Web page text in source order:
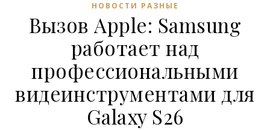
НОВОСТИ РАЗНЫЕ
Вызов Apple: Samsung
работает над
профессиональными
видеинструментами для
Galaxy S26